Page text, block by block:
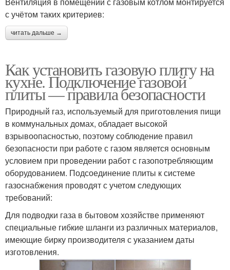
с учётом таких критериев:
читать дальше →
Как установить газовую плиту на
кухне. Подключение газовой
плиты — правила безопасности
Природный газ, используемый для приготовления пищи
в коммунальных домах, обладает высокой
взрывоопасностью, поэтому соблюдение правил
безопасности при работе с газом является основным
условием при проведении работ с газопотребляющим
оборудованием. Подсоединение плиты к системе
газоснабжения проводят с учетом следующих
требований:
Для подводки газа в бытовом хозяйстве применяют
специальные гибкие шланги из различных материалов,
имеющие бирку производителя с указанием даты
изготовления.